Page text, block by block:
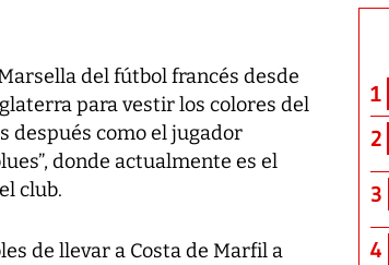
del fútbol francés desde
para vestir los colores del
después como el jugador
donde actualmente es el
club.
de llevar a Costa de Marfil a
1
2
3
4